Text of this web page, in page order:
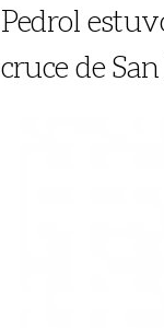
Pedrol
cruce de